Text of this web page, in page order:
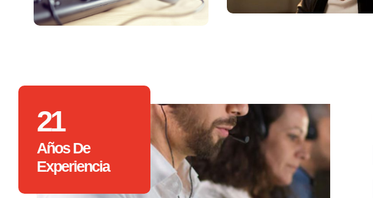
21
Años De
Experiencia